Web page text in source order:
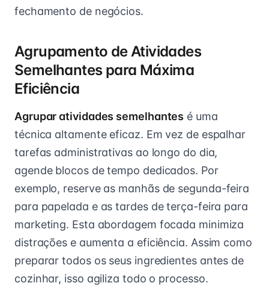
fechamento de negócios.
Agrupamento de Atividades
Semelhantes para Máxima
Eficiência
Agrupar atividades semelhantes é uma
técnica altamente eficaz. Em vez de espalhar
tarefas administrativas ao longo do dia,
agende blocos de tempo dedicados. Por
exemplo, reserve as manhãs de segunda-feira
para papelada e as tardes de terça-feira para
marketing. Esta abordagem focada minimiza
distrações e aumenta a eficiência. Assim como
preparar todos os seus ingredientes antes de
cozinhar, isso agiliza todo o processo.